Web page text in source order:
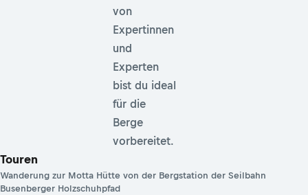
von
Expertinnen
und
Experten
bist du ideal
für die
Berge
vorbereitet.
Touren
Wanderung zur Motta Hütte von der Bergstation der Seilbahn
Busenberger Holzschuhpfad